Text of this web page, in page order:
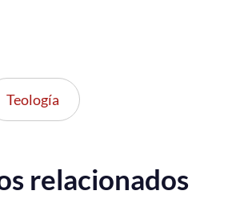
Teología
relacionados